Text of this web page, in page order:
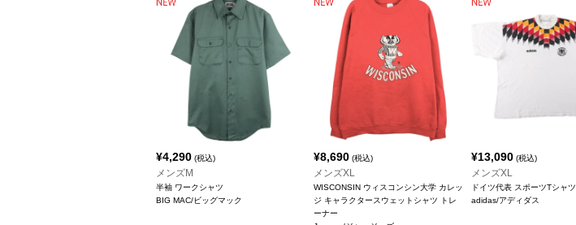
¥4,290 (税込)
メンズM
半袖 ワークシャツ
BIG MAC/ビッグマック
¥8,690 (税込)
メンズXL
WISCONSIN ウィスコンシン大学 カレッ
ジ キャラクタースウェットシャツ トレ
ーナー
¥13,090 (税込)
メンズXL
ドイツ代表 スポーツTシャツ
adidas/アディダス